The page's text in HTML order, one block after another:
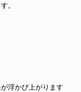
。
浮かび上がります